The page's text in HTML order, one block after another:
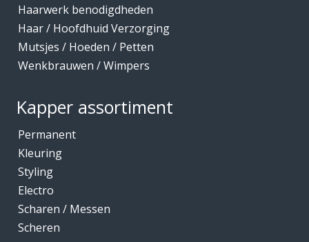
Haarwerk benodigdheden
Haar / Hoofdhuid Verzorging
Mutsjes / Hoeden / Petten
Wenkbrauwen / Wimpers
Kapper assortiment
Permanent
Kleuring
Styling
Electro
Scharen / Messen
Scheren